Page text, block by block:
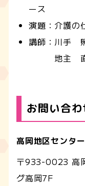
ース
演題：介護の
講師：川手
地主 直之
お問い合
高岡地区センター
〒933-0023 高
グ高岡7F